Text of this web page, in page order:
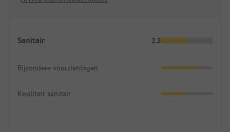
Sanitair 2.5
Bijzondere voorzieningen
Kwaliteit sanitair